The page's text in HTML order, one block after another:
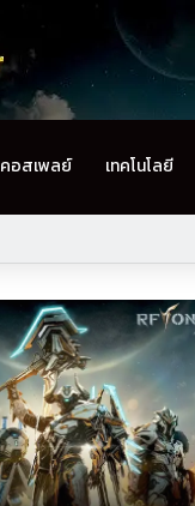
คอสเพลย์ เทคโนโลยี